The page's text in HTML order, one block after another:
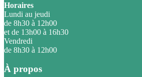
Horaires
Lundi au jeudi
de 8h30 à 12h00
et de 13h00 à 16h30
Vendredi
de 8h30 à 12h00
À propos